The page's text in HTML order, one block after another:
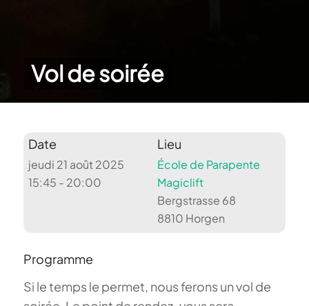
Vol de soirée
Date
jeudi 21 août 2025
15:45 - 20:00
Lieu
École de Parapente
Magiclift
Bergstrasse 68
8810 Horgen
Programme
Si le temps le permet, nous ferons un vol de